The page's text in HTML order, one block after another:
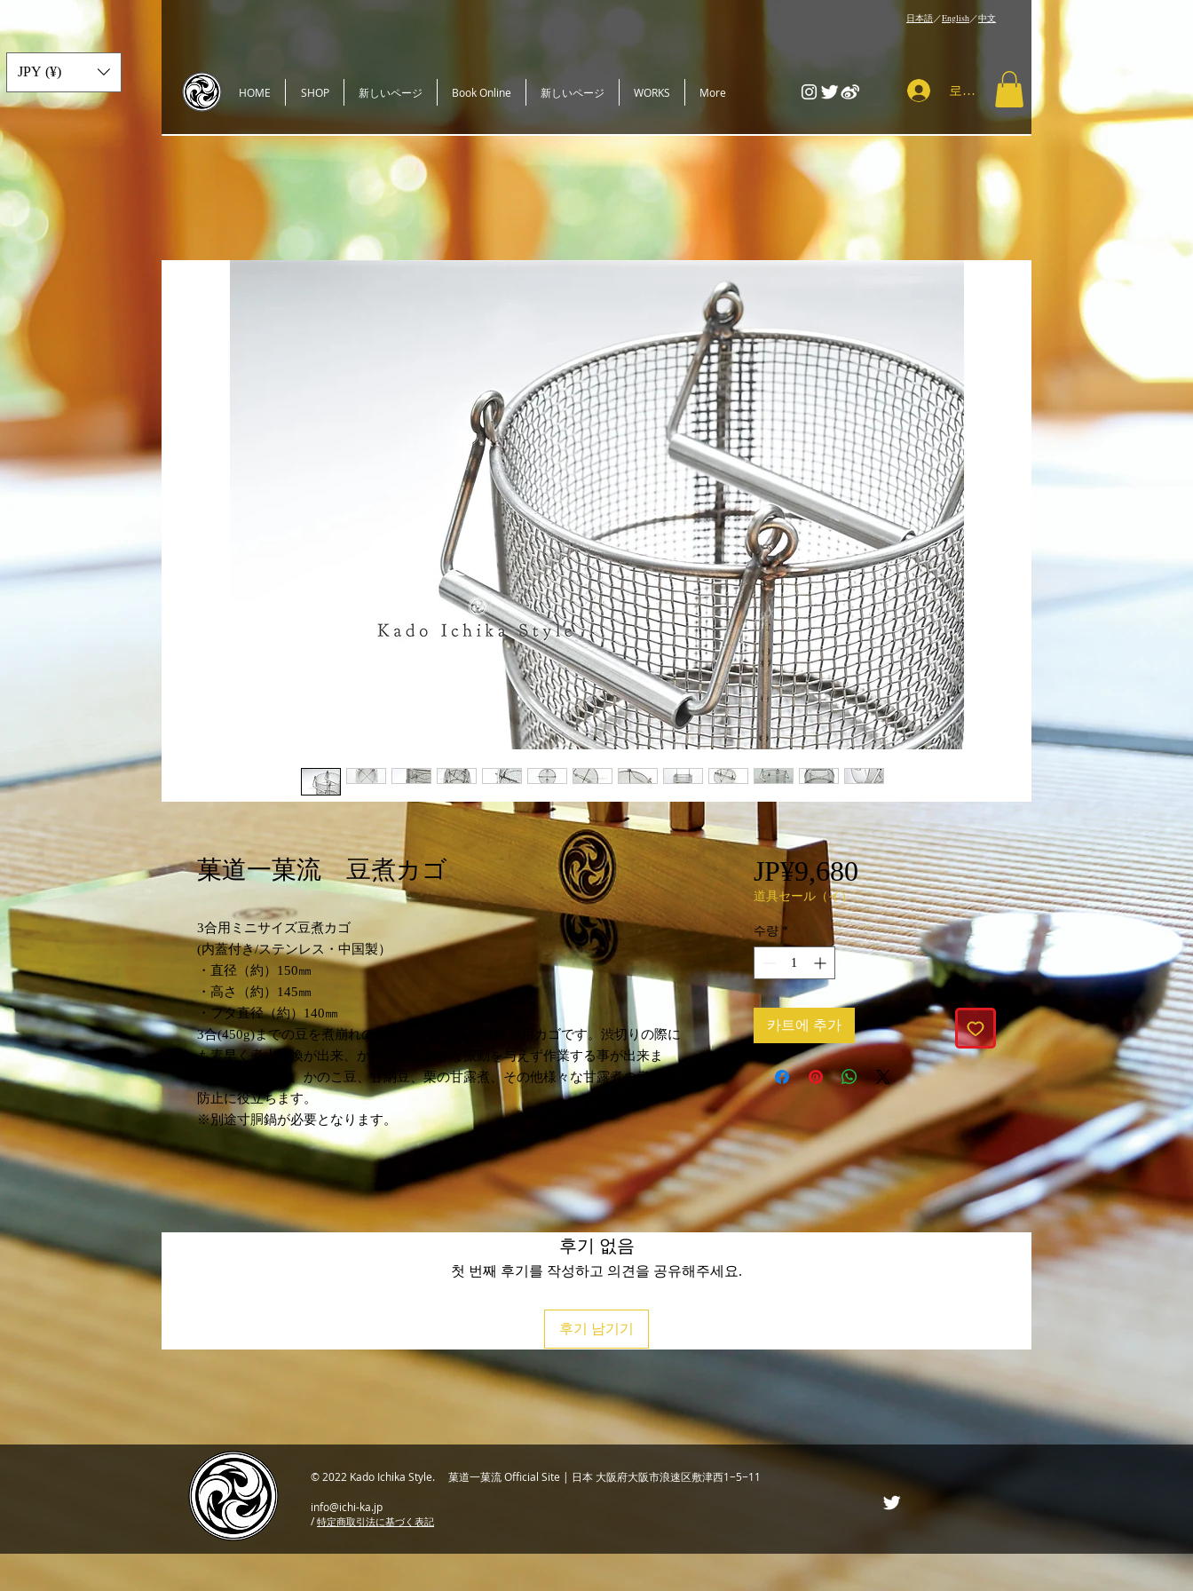
​日本語／English／中文
HOME SHOP 新しいページ Book Online 新しいページ WORKS More 로그인
菓道一菓流 豆煮カゴ
3合用ミニサイズ豆煮カゴ
(内蓋付き/ステンレス・中国製）
・直径（約）150㎜
・高さ（約）145㎜
・フタ直径（約）140㎜
3合(450g)までの豆を煮崩れの無いよう炊く為の豆煮専用カゴです。渋切りの際に
も素早く煮水交換が出来、かつお豆に余計な振動を与えず作業する事が出来ま
す。粒餡のほか、かのこ豆、甘納豆、栗の甘露煮、その他様々な甘露煮の煮崩れ
防止に役立ちます。
※別途寸胴鍋が必要となります。
JP¥9,680가
격
道具セール（イ）
수량 *
카트에 추가
후기 없음
첫 번째 후기를 작성하고 의견을 공유해주세요.
후기 남기기
JPY (¥)
© 2022 Kado Ichika Style. 菓道一菓流 Official Site | 日本 大阪府大阪市浪速区敷津西1−5−11
info@ichi-ka.jp
/特定商取引法に基づく表記